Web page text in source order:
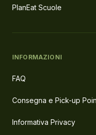
PlanEat Scuole
INFORMAZIONI
FAQ
Consegna e Pick-up
Informativa Privacy